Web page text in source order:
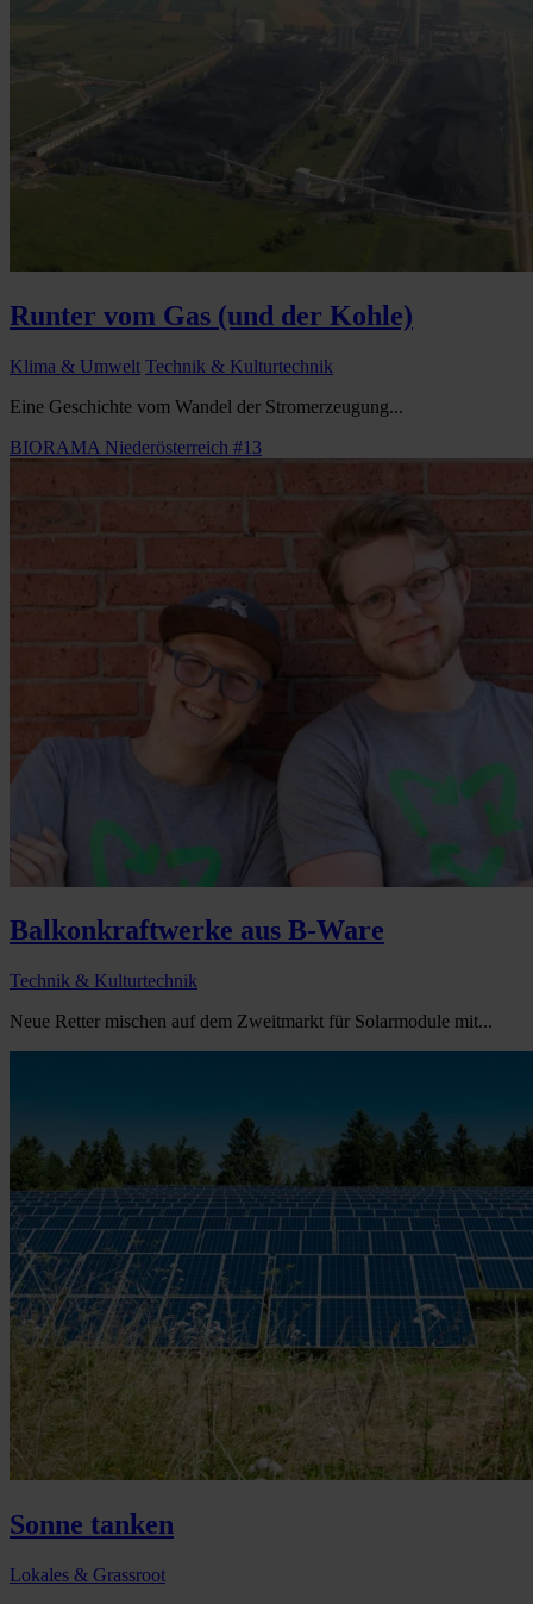
Runter vom Gas (und der Kohle)
Klima & Umwelt Technik & Kulturtechnik
Eine Geschichte vom Wandel der Stromerzeugung...
BIORAMA Niederösterreich #13
Balkonkraftwerke aus B-Ware
Technik & Kulturtechnik
Neue Retter mischen auf dem Zweitmarkt für Solarmodule mit...
Sonne tanken
Lokales & Grassroot